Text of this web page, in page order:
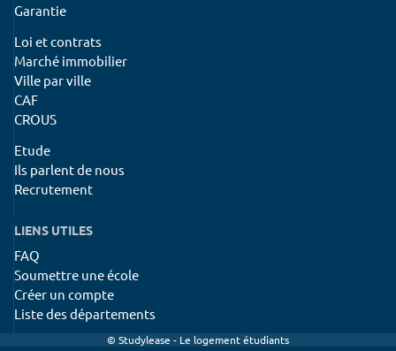
Garantie
Loi et contrats
Marché immobilier
Ville par ville
CAF
CROUS
Etude
Ils parlent de nous
Recrutement
LIENS UTILES
FAQ
Soumettre une école
Créer un compte
Liste des départements
© Studylease - Le logement étudiants